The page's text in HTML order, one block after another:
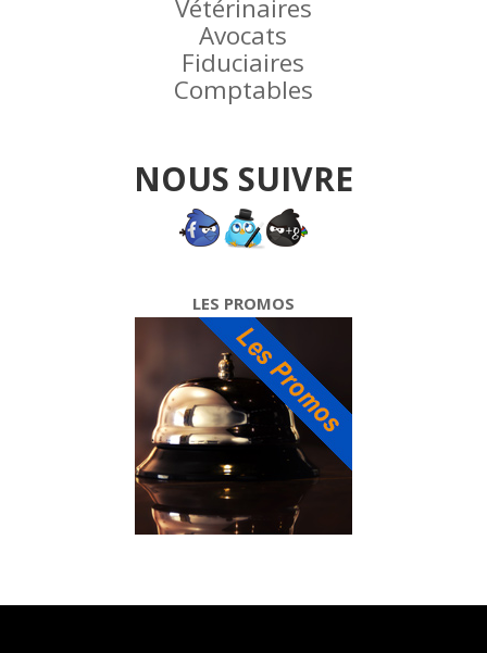
Vétérinaires
Avocats
Fiduciaires
Comptables
NOUS SUIVRE
LES PROMOS